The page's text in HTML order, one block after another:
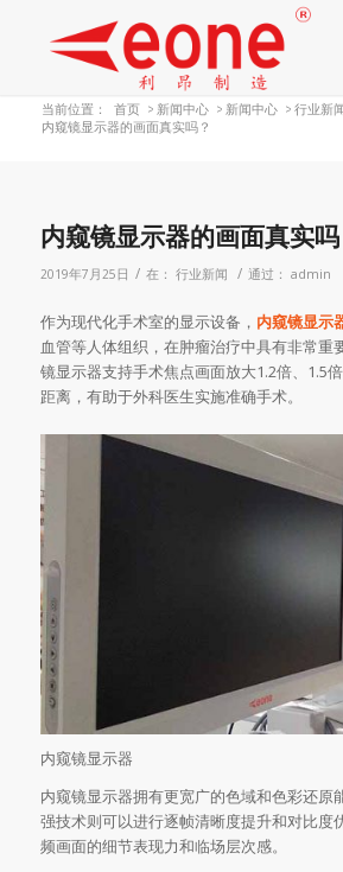
当前位置： 首页 > 新闻中心 > 新闻中心 > 行业新
内窥镜显示器的画面真实吗？
内窥镜显示器的画面真实吗
2019年7月25日 / 在： 行业新闻 / 通过： admin
作为现代化手术室的显示设备， 内窥镜显示
血管等人体组织，在肿瘤治疗中具有非常重
镜显示器支持手术焦点画面放大1.2倍、1.5
距离，有助于外科医生实施准确手术。
内窥镜显示器
内窥镜显示器拥有更宽广的色域和色彩还原
强技术则可以进行逐帧清晰度提升和对比度
频画面的细节表现力和临场层次感。